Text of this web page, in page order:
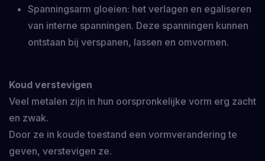
Spanningsarm gloeien: het verlagen en egaliseren
van interne spanningen. Deze spanningen kunnen
ontstaan bij verspanen, lassen en omvormen.
Koud verstevigen
Veel metalen zijn in hun oorspronkelijke vorm erg zacht
en zwak.
Door ze in koude toestand een vormverandering te
geven, verstevigen ze.